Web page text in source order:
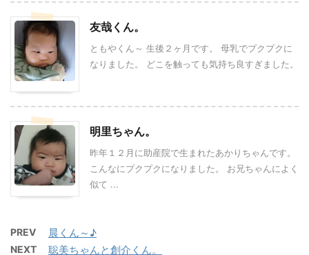
友哉くん。
ともやくん～ 生後２ヶ月です。 母乳でプクプクに
なりました。 どこを触っても気持ち良すぎました。
明里ちゃん。
昨年１２月に助産院で生まれたあかりちゃんです。
こんなにプクプクになりました。 お兄ちゃんによく
似て ...
PREV 晨くん～♪
NEXT 聡美ちゃんと創介くん。